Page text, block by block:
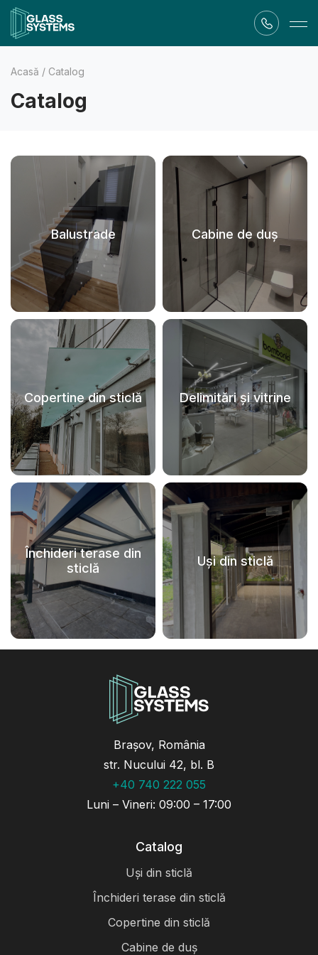
Acasă / Catalog
Catalog
Balustrade Cabine de duș
Copertine din sticlă Delimitări și vitrine
Închideri terase din
sticlă
Uși din sticlă
Brașov, România
str. Nucului 42, bl. B
+40 740 222 055
Luni – Vineri: 09:00 – 17:00
Catalog
Uși din sticlă
Închideri terase din sticlă
Copertine din sticlă
Cabine de duș